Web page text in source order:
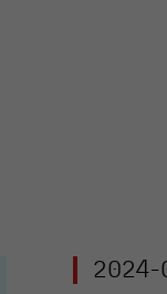
2024-